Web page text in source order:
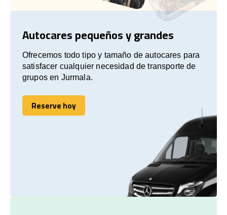
Autocares pequeños y grandes
Ofrecemos todo tipo y tamaño de autocares para
satisfacer cualquier necesidad de transporte de
grupos en Jurmala.
Reserve hoy
Reserve hoy